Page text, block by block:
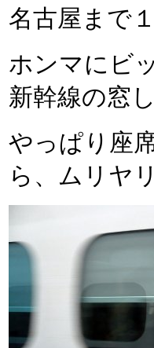
名古屋まで
ホンマにビ
新幹線の窓
やっぱり座
ら、ムリヤ